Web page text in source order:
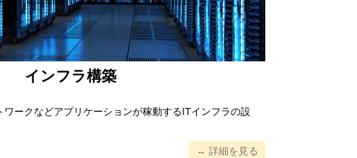
インフラ構築
ークなどアプリケーションが稼動するITインフラの設
→ 詳細を見る